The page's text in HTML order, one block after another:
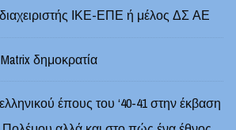
ΙΚΕ-ΕΠΕ ή μέλος ΔΣ ΑΕ
δημοκρατία
έπους του ‘40-41 στην έκβαση